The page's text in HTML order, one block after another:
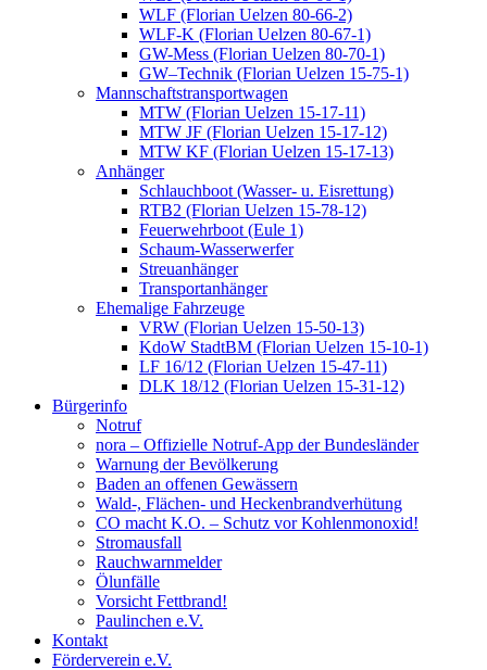
WLF (Florian Uelzen 80-66-2)
WLF-K (Florian Uelzen 80-67-1)
GW-Mess (Florian Uelzen 80-70-1)
GW–Technik (Florian Uelzen 15-75-1)
Mannschaftstransportwagen
MTW (Florian Uelzen 15-17-11)
MTW JF (Florian Uelzen 15-17-12)
MTW KF (Florian Uelzen 15-17-13)
Anhänger
Schlauchboot (Wasser- u. Eisrettung)
RTB2 (Florian Uelzen 15-78-12)
Feuerwehrboot (Eule 1)
Schaum-Wasserwerfer
Streuanhänger
Transportanhänger
Ehemalige Fahrzeuge
VRW (Florian Uelzen 15-50-13)
KdoW StadtBM (Florian Uelzen 15-10-1)
LF 16/12 (Florian Uelzen 15-47-11)
DLK 18/12 (Florian Uelzen 15-31-12)
Bürgerinfo
Notruf
nora – Offizielle Notruf-App der Bundesländer
Warnung der Bevölkerung
Baden an offenen Gewässern
Wald-, Flächen- und Heckenbrandverhütung
CO macht K.O. – Schutz vor Kohlenmonoxid!
Stromausfall
Rauchwarnmelder
Ölunfälle
Vorsicht Fettbrand!
Paulinchen e.V.
Kontakt
Förderverein e.V.